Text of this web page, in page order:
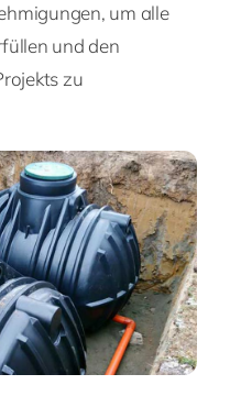
um alle
und den
zu